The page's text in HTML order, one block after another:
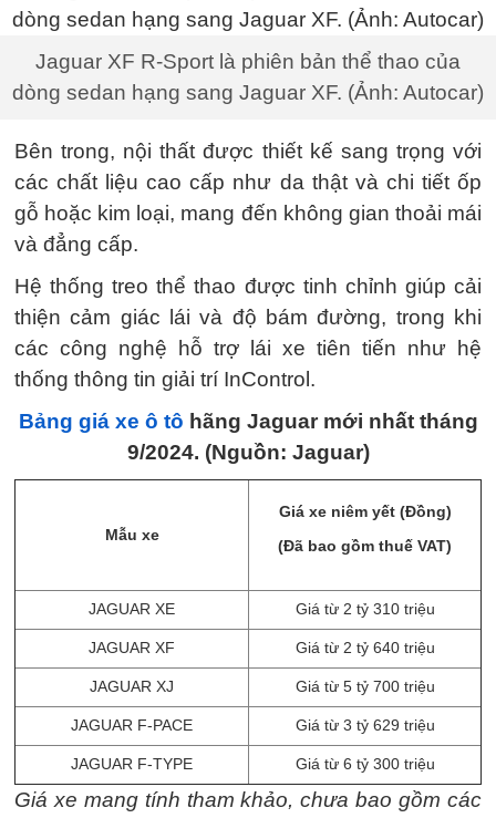
Jaguar XF R-Sport là phiên bản thể thao của
dòng sedan hạng sang Jaguar XF. (Ảnh: Autocar)
Bên trong, nội thất được thiết kế sang trọng với
các chất liệu cao cấp như da thật và chi tiết ốp
gỗ hoặc kim loại, mang đến không gian thoải mái
và đẳng cấp.
Hệ thống treo thể thao được tinh chỉnh giúp cải
thiện cảm giác lái và độ bám đường, trong khi
các công nghệ hỗ trợ lái xe tiên tiến như hệ
thống thông tin giải trí InControl.
Bảng giá xe ô tô hãng Jaguar mới nhất tháng
9/2024. (Nguồn: Jaguar)
Mẫu xe
Giá xe niêm yết (Đồng)
(Đã bao gồm thuế VAT)
JAGUAR XE Giá từ 2 tỷ 310 triệu
JAGUAR XF Giá từ 2 tỷ 640 triệu
JAGUAR XJ Giá từ 5 tỷ 700 triệu
JAGUAR F‑PACE Giá từ 3 tỷ 629 triệu
JAGUAR F‑TYPE Giá từ 6 tỷ 300 triệu
Giá xe mang tính tham khảo, chưa bao gồm các